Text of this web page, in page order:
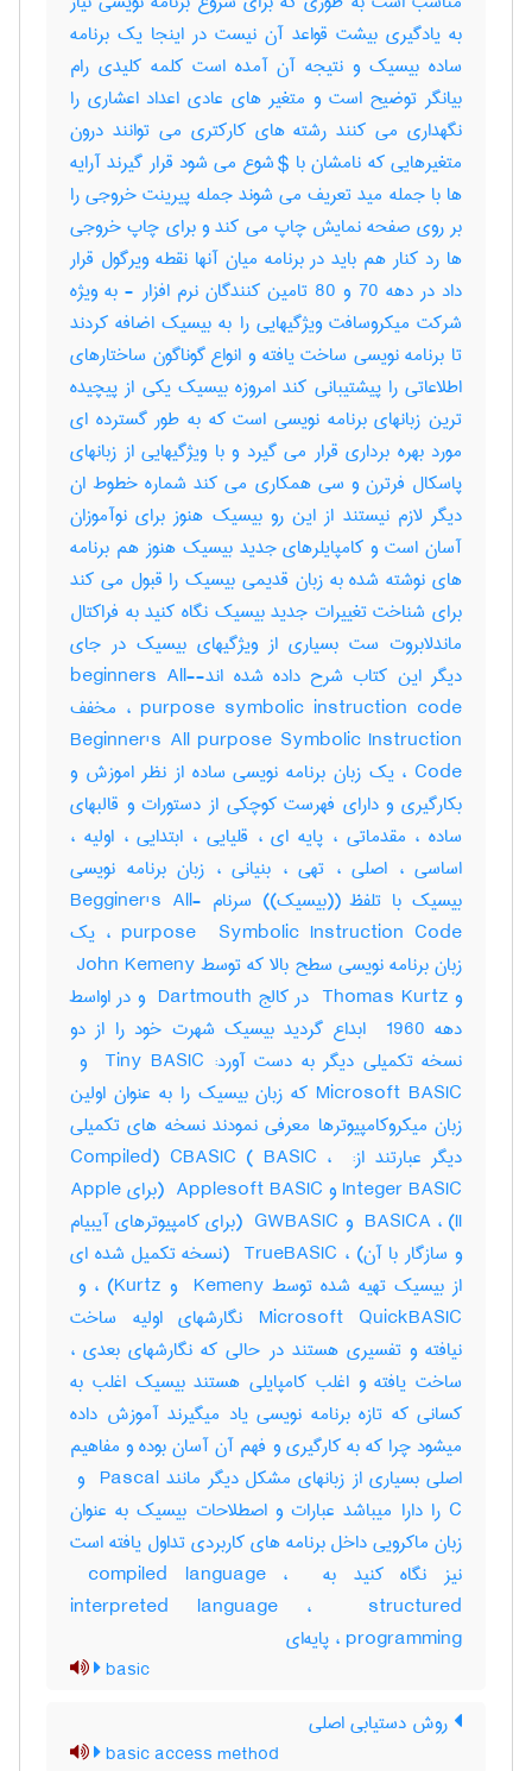
به یادگیری بیشت قواعد آن نیست در اینجا یک برنامه
ساده بیسیک و نتیجه آن آمده است کلمه کلیدی رام
بیانگر توضیح است و متغیر های عادی اعداد اعشاری را
نگهداری می کنند رشته های کارکتری می توانند درون
متغیرهایی که نامشان با $ شوع می شود قرار گیرند آرایه
ها با جمله مید تعریف می شوند جمله پیرینت خروجی را
بر روی صفحه نمایش چاپ می کند و برای چاپ خروجی
ها رد کنار هم باید در برنامه میان آنها نقطه ویرگول قرار
داد در دهه 70 و 80 تامین کنندگان نرم افزار - به ویژه
شرکت میکروسافت ویژگیهایی را به بیسیک اضافه کردند
تا برنامه نویسی ساخت یافته و انواع گوناگون ساختارهای
اطلاعاتی را پیشتیبانی کند امروزه بیسیک یکی از پیچیده
ترین زبانهای برنامه نویسی است که به طور گسترده ای
مورد بهره برداری قرار می گیرد و با ویژگیهایی از زبانهای
پاسکال فرترن و سی همکاری می کند شماره خطوط ان
دیگر لازم نیستند از این رو بیسیک هنوز برای نوآموزان
آسان است و کامپایلرهای جدید بیسیک هنوز هم برنامه
های نوشته شده به زبان قدیمی بیسیک را قبول می کند
برای شناخت تغییرات جدید بیسیک نگاه کنید به فراکتال
ماندلابروت ست بسیاری از ویژگیهای بیسیک در جای
دیگر این کتاب شرح داده شده اند-beginners All-
purpose symbolic instruction code ، مخفف
Beginner's All purpose Symbolic Instruction
Code ، یک زبان برنامه نویسی ساده از نظر اموزش و
بکارگیری و دارای فهرست کوچکی از دستورات و قالبهای
ساده ، مقدماتی ، پایه ای ، قلیایی ، ابتدایی ، اولیه ،
اساسی ، اصلی ، تهی ، بنیانی ، زبان برنامه نویسی
بیسیک با تلفظ ((بیسیک)) سرنام ‎Begginer's All-
purpose ‎ Symbolic Instruction Code ، یک
زبان برنامه نویسی سطح بالا که توسط ‎ John Kemeny
و ‎ Thomas Kurtz در کالج ‎ Dartmouth و در اواسط
دهه ‎ 1960 ابداع گردید بیسیک شهرت خود را از دو
Microsoft BASIC که زبان بیسیک را به عنوان اولین
زبان میکروکامپیوترها معرفی نمودند نسخه های تکمیلی
دیگر عبارتند از: ‎Compiled) ‎CBASIC (‎ BASIC ، ‎
Integer BASIC و ‎ Applesoft BASIC (برای ‎Apple
II) ، ‎ BASICA و ‎ GWBASIC (برای کامپیوترهای آیبیام
و سازگار با آن) ، ‎ TrueBASIC (نسخه تکمیل شده ای
Microsoft QuickBASIC نگارشهای اولیه ساخت
نیافته و تفسیری هستند در حالی که نگارشهای بعدی ،
ساخت یافته و اغلب کامپایلی هستند بیسیک اغلب به
کسانی که تازه برنامه نویسی یاد میگیرند آموزش داده
میشود چرا که به کارگیری و فهم آن آسان بوده و مفاهیم
C را دارا میباشد عبارات و اصطلاحات بیسیک به عنوان
زبان ماکرویی داخل برنامه های کاربردی تداول یافته است
نیز نگاه کنید به ‎ compiled language ، ‎
interpreted language ، ‎ structured
programming ، پایه‌ای
basic
روش دستیابی اصلی
basic access method